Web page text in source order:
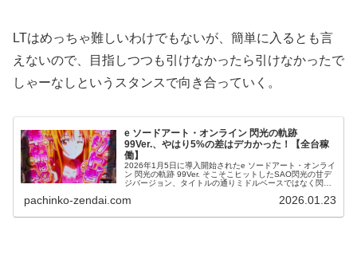
LTはめっちゃ難しいわけでもないが、簡単に入るとも言
えないので、目指しつつも引けなかったら引けなかったで
しゃーなしというスタンスで向き合っていく。
e ソードアート・オンライン 閃光の軌跡
99Ver.、やはり5%の差はデカかった！【全台稼
働】
2026年1月5日に導入開始されたe ソードアート・オンライ
ン 閃光の軌跡 99Ver. そこそこヒットしたSAO閃光の甘デ
ジバージョン、タイトルの通りミドルベースではなく閃光
ドルの演出...
pachinko-zendai.com 2026.01.23